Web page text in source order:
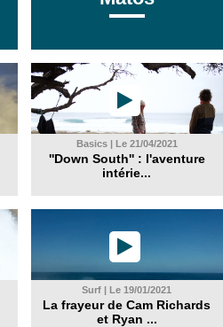
Basics | Le 21/04/2021
''Down South'' : l'aventure
intérie...
Surf | Le 19/01/2021
La frayeur de Cam Richards
et Ryan ...